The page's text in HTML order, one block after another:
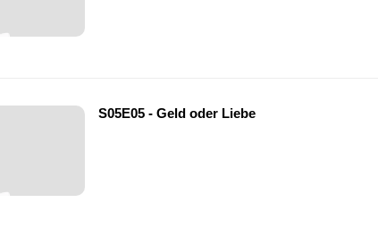
S05E05 - Geld oder Liebe